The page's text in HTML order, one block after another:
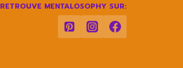
RETROUVE MENTALOSOPHY SUR: